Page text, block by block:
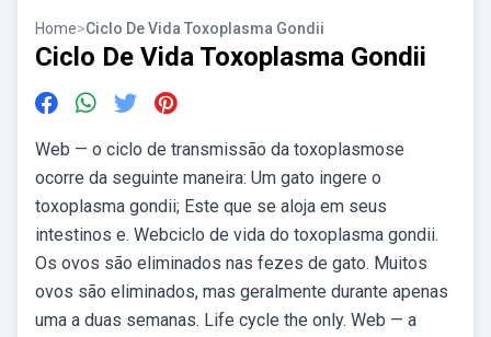
Home>Ciclo De Vida Toxoplasma Gondii
Ciclo De Vida Toxoplasma Gondii
Web — o ciclo de transmissão da toxoplasmose
ocorre da seguinte maneira: Um gato ingere o
toxoplasma gondii; Este que se aloja em seus
intestinos e. Webciclo de vida do toxoplasma gondii.
Os ovos são eliminados nas fezes de gato. Muitos
ovos são eliminados, mas geralmente durante apenas
uma a duas semanas. Life cycle the only. Web — a